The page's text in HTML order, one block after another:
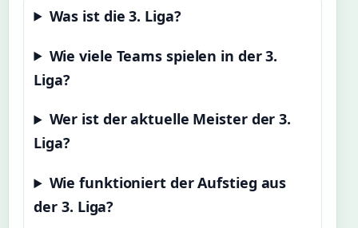
Was ist die 3. Liga?
Wie viele Teams spielen in der 3.
Liga?
Wer ist der aktuelle Meister der 3.
Liga?
Wie funktioniert der Aufstieg aus
der 3. Liga?